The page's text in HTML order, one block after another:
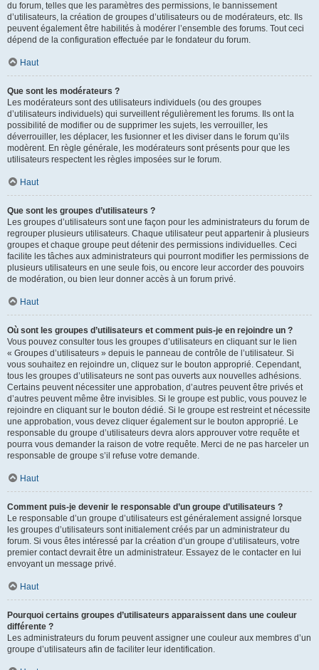
du forum, telles que les paramètres des permissions, le bannissement
d’utilisateurs, la création de groupes d’utilisateurs ou de modérateurs, etc. Ils
peuvent également être habilités à modérer l’ensemble des forums. Tout ceci
dépend de la configuration effectuée par le fondateur du forum.
Haut
Que sont les modérateurs ?
Les modérateurs sont des utilisateurs individuels (ou des groupes
d’utilisateurs individuels) qui surveillent régulièrement les forums. Ils ont la
possibilité de modifier ou de supprimer les sujets, les verrouiller, les
déverrouiller, les déplacer, les fusionner et les diviser dans le forum qu’ils
modèrent. En règle générale, les modérateurs sont présents pour que les
utilisateurs respectent les règles imposées sur le forum.
Haut
Que sont les groupes d’utilisateurs ?
Les groupes d’utilisateurs sont une façon pour les administrateurs du forum de
regrouper plusieurs utilisateurs. Chaque utilisateur peut appartenir à plusieurs
groupes et chaque groupe peut détenir des permissions individuelles. Ceci
facilite les tâches aux administrateurs qui pourront modifier les permissions de
plusieurs utilisateurs en une seule fois, ou encore leur accorder des pouvoirs
de modération, ou bien leur donner accès à un forum privé.
Haut
Où sont les groupes d’utilisateurs et comment puis-je en rejoindre un ?
Vous pouvez consulter tous les groupes d’utilisateurs en cliquant sur le lien
« Groupes d’utilisateurs » depuis le panneau de contrôle de l’utilisateur. Si
vous souhaitez en rejoindre un, cliquez sur le bouton approprié. Cependant,
tous les groupes d’utilisateurs ne sont pas ouverts aux nouvelles adhésions.
Certains peuvent nécessiter une approbation, d’autres peuvent être privés et
d’autres peuvent même être invisibles. Si le groupe est public, vous pouvez le
rejoindre en cliquant sur le bouton dédié. Si le groupe est restreint et nécessite
une approbation, vous devez cliquer également sur le bouton approprié. Le
responsable du groupe d’utilisateurs devra alors approuver votre requête et
pourra vous demander la raison de votre requête. Merci de ne pas harceler un
responsable de groupe s’il refuse votre demande.
Haut
Comment puis-je devenir le responsable d’un groupe d’utilisateurs ?
Le responsable d’un groupe d’utilisateurs est généralement assigné lorsque
les groupes d’utilisateurs sont initialement créés par un administrateur du
forum. Si vous êtes intéressé par la création d’un groupe d’utilisateurs, votre
premier contact devrait être un administrateur. Essayez de le contacter en lui
envoyant un message privé.
Haut
Pourquoi certains groupes d’utilisateurs apparaissent dans une couleur
différente ?
Les administrateurs du forum peuvent assigner une couleur aux membres d’un
groupe d’utilisateurs afin de faciliter leur identification.